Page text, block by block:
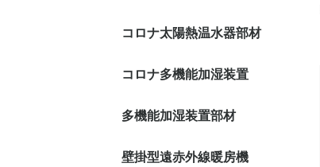
コロナ太陽熱温水器部材
コロナ多機能加湿装置
多機能加湿装置部材
壁掛型遠赤外線暖房機